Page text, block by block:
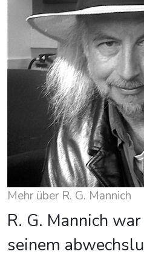
Mehr über R. G. Mannich
R. G. Mannich
seinem